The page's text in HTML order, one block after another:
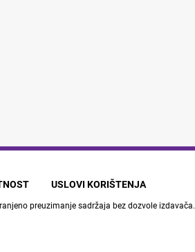
USLOVI KORIŠTENJA
preuzimanje sadržaja bez dozvole izdavača.